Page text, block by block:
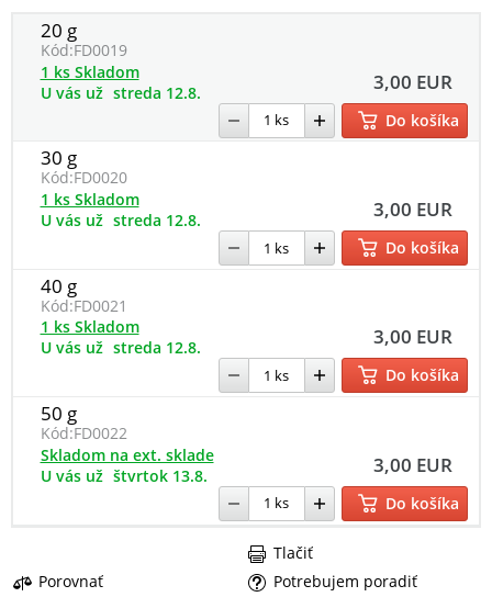
20 g
Kód:FD0019
3,00 EUR
1 ks Skladom
U vás už streda 12.8.
Do košíka
30 g
Kód:FD0020
3,00 EUR
1 ks Skladom
U vás už streda 12.8.
Do košíka
40 g
Kód:FD0021
3,00 EUR
1 ks Skladom
U vás už streda 12.8.
Do košíka
50 g
Kód:FD0022
3,00 EUR
Skladom na ext. sklade
U vás už štvrtok 13.8.
Do košíka
Porovnať
Potrebujem poradiť
Tlačiť